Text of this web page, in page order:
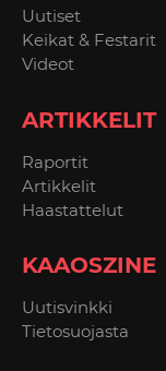
Uutiset
Keikat & Festarit
Videot
ARTIKKELIT
Raportit
Artikkelit
Haastattelut
KAAOSZINE
Uutisvinkki
Tietosuojasta